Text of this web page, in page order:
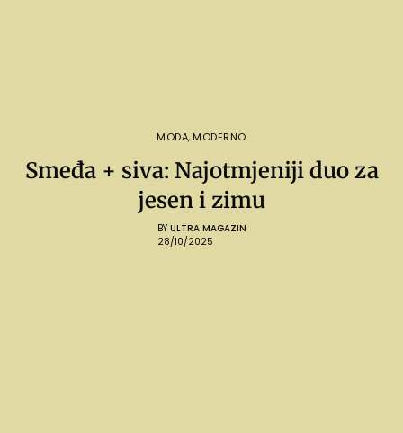
MODA, MODERNO
Smeđa + siva: Najotmjeniji duo za
jesen i zimu
BY ULTRA MAGAZIN
28/10/2025